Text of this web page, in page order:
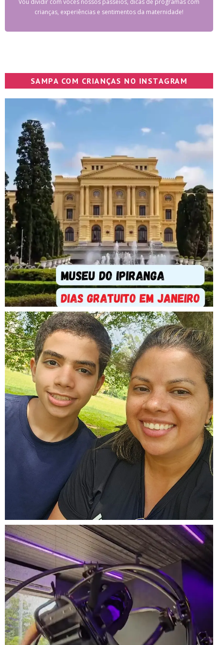
Vou dividir com vocês nossos passeios, dicas de programas com
crianças, experiências e sentimentos da maternidade!
SAMPA COM CRIANÇAS NO INSTAGRAM